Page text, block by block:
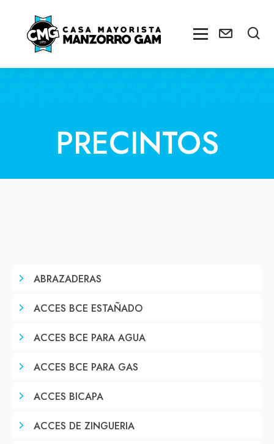
PRECINTOS
ABRAZADERAS
ACCES BCE ESTAÑADO
ACCES BCE PARA AGUA
ACCES BCE PARA GAS
ACCES BICAPA
ACCES DE ZINGUERIA